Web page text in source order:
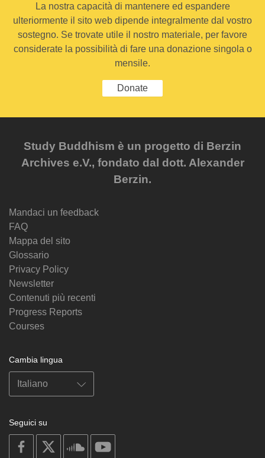
La nostra capacità di mantenere ed espandere
ulteriormente il sito web dipende integralmente dal vostro
sostegno. Se trovate utile il nostro materiale, per favore
considerate la possibilità di fare una donazione singola o
mensile.
Donate
Study Buddhism è un progetto di Berzin
Archives e.V., fondato dal dott. Alexander
Berzin.
Mandaci un feedback
FAQ
Mappa del sito
Glossario
Privacy Policy
Newsletter
Contenuti più recenti
Progress Reports
Courses
Cambia lingua
Seguici su
on
facebook
soundcloud